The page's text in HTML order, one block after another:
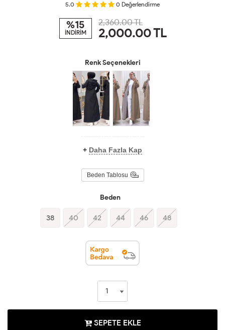
5.0 0 Değerlendirme
%15
İNDİRİM
2,360.00 TL
2,000.00TL
Renk Seçenekleri
+ Daha Fazla Kap
Beden Tablosu
Beden
38 40 42 44 46 48
SEPETE EKLE